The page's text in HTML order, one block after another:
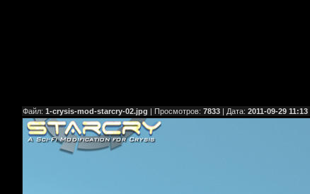
Файл: 1-crysis-mod-starcry-02.jpg | Просмотров: 7833 | Дата: 2011-09-29 11:13